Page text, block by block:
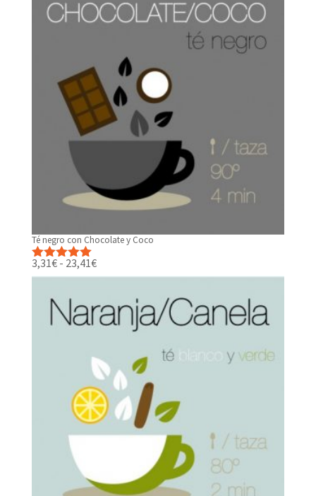
desde
3,67€
Té negro con Chocolate y Coco
Valorado
con5.00de
3,31€ - 23,41€Rango
de
desde
3,31€
hasta